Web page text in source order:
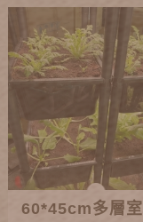
60*45cm多層室